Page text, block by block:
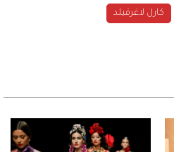
كارل لاغرفيلد